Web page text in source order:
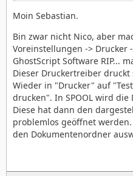
Moin Sebastian.
Bin zwar nicht Nico, aber
Voreinstellungen -> Drucker
GhostScript Software RIP...
Dieser Druckertreiber
Wieder in "Drucker" auf
drucken". In SPOOL wird die
Diese hat dann den
problemlos geöffnet werden.
den Dokumentenordner